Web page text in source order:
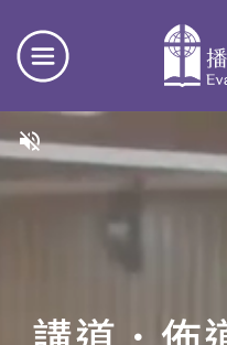
volume_off